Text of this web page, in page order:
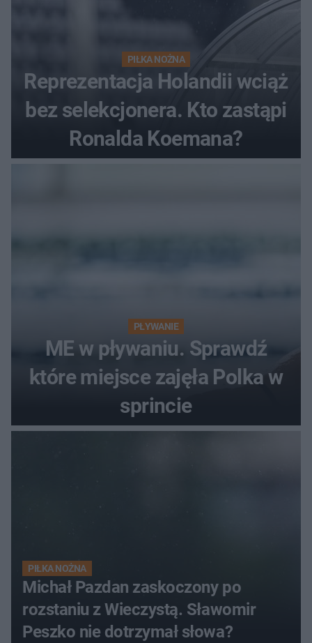
PIŁKA NOŻNA
Reprezentacja Holandii wciąż
bez selekcjonera. Kto zastąpi
Ronalda Koemana?
PŁYWANIE
ME w pływaniu. Sprawdź
które miejsce zajęła Polka w
sprincie
PIŁKA NOŻNA
Michał Pazdan zaskoczony po
rozstaniu z Wieczystą. Sławomir
Peszko nie dotrzymał słowa?